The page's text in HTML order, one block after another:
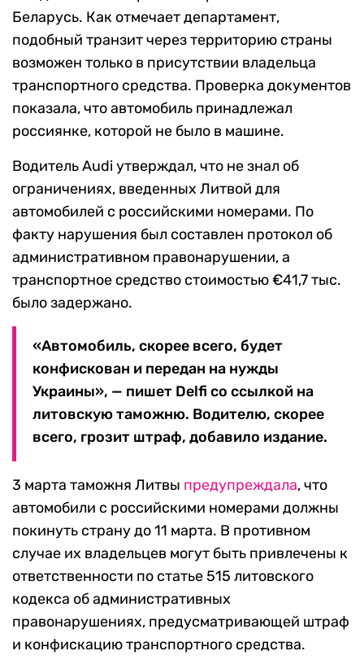
Беларусь. Как отмечает департамент,
подобный транзит через территорию страны
возможен только в присутствии владельца
транспортного средства. Проверка документов
показала, что автомобиль принадлежал
россиянке, которой не было в машине.
Водитель Audi утверждал, что не знал об
ограничениях, введенных Литвой для
автомобилей с российскими номерами. По
факту нарушения был составлен протокол об
административном правонарушении, а
транспортное средство стоимостью €41,7 тыс.
было задержано.
«Автомобиль, скорее всего, будет
конфискован и передан на нужды
Украины», — пишет Delfi со ссылкой на
литовскую таможню. Водителю, скорее
всего, грозит штраф, добавило издание.
3 марта таможня Литвы предупреждала, что
автомобили с российскими номерами должны
покинуть страну до 11 марта. В противном
случае их владельцев могут быть привлечены к
ответственности по статье 515 литовского
кодекса об административных
правонарушениях, предусматривающей штраф
и конфискацию транспортного средства.